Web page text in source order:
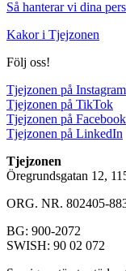
Så hanterar vi dina
Kakor i Tjejzonen
Följ oss!
Tjejzonen på Instagram
Tjejzonen på TikTok
Tjejzonen på Facebook
Tjejzonen på LinkedIn
Tjejzonen
Öregrundsgatan 12,
ORG. NR. 802405-
BG: 900-2072
SWISH: 90 02 072